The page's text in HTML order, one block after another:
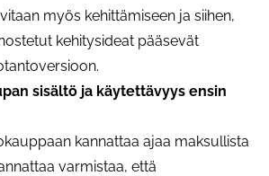
myös kehittämiseen ja siihen,
kehitysideat pääsevät
sisältö ja käytettävyys ensin
kannattaa ajaa maksullista
varmistaa, että